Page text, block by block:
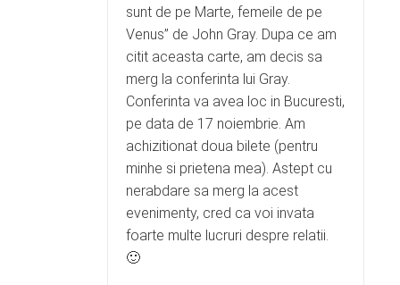
sunt de pe Marte, femeile de pe
Venus” de John Gray. Dupa ce am
citit aceasta carte, am decis sa
merg la conferinta lui Gray.
Conferinta va avea loc in Bucuresti,
pe data de 17 noiembrie. Am
achizitionat doua bilete (pentru
minhe si prietena mea). Astept cu
nerabdare sa merg la acest
evenimenty, cred ca voi invata
foarte multe lucruri despre relatii.
🙂